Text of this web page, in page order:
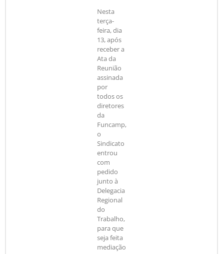
Nesta
terça-
feira, dia
13, após
receber a
Ata da
Reunião
assinada
por
todos os
diretores
da
Funcamp,
o
Sindicato
entrou
com
pedido
junto à
Delegacia
Regional
do
Trabalho,
para que
seja feita
mediação